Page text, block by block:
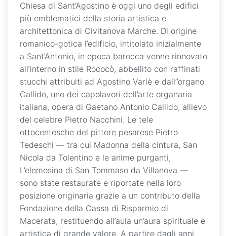
Chiesa di Sant’Agostino è oggi uno degli edifici
più emblematici della storia artistica e
architettonica di Civitanova Marche. Di origine
romanico-gotica l’edificio, intitolato inizialmente
a Sant’Antonio, in epoca barocca venne rinnovato
all’interno in stile Rococò, abbellito con raffinati
stucchi attribuiti ad Agostino Varlè e dall’’organo
Callido, uno dei capolavori dell’arte organaria
italiana, opera di Gaetano Antonio Callido, allievo
del celebre Pietro Nacchini. Le tele
ottocentesche del pittore pesarese Pietro
Tedeschi — tra cui Madonna della cintura, San
Nicola da Tolentino e le anime purganti,
L’elemosina di San Tommaso da Villanova —
sono state restaurate e riportate nella loro
posizione originaria grazie a un contributo della
Fondazione della Cassa di Risparmio di
Macerata, restituendo all’aula un’aura spirituale e
artistica di grande valore. A partire dagli anni